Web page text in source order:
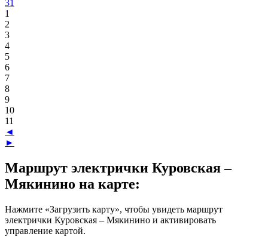
31
1
2
3
4
5
6
7
8
9
10
11
◄
►
Маршрут электрички Куровская –
Мякинино на карте:
Нажмите «Загрузить карту», чтобы увидеть маршрут
электрички Куровская – Мякинино и активировать
управление картой.